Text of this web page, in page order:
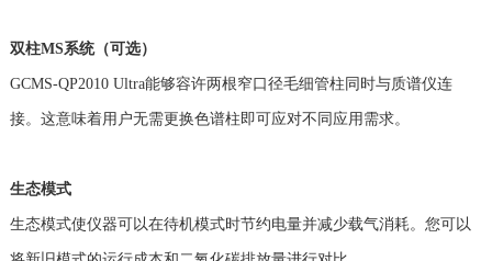
双柱MS系统（可选）
GCMS-QP2010 Ultra能够容许两根窄口径毛细管柱同时与质谱仪连
接。这意味着用户无需更换色谱柱即可应对不同应用需求。
生态模式
生态模式使仪器可以在待机模式时节约电量并减少载气消耗。 您可以